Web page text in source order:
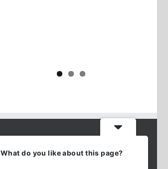
What do you like about this page?